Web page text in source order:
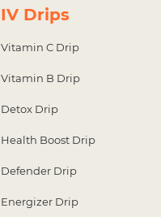
IV Drips
Vitamin C
Vitamin B
Detox Drip
Health Boost
Defender Drip
Energizer Drip